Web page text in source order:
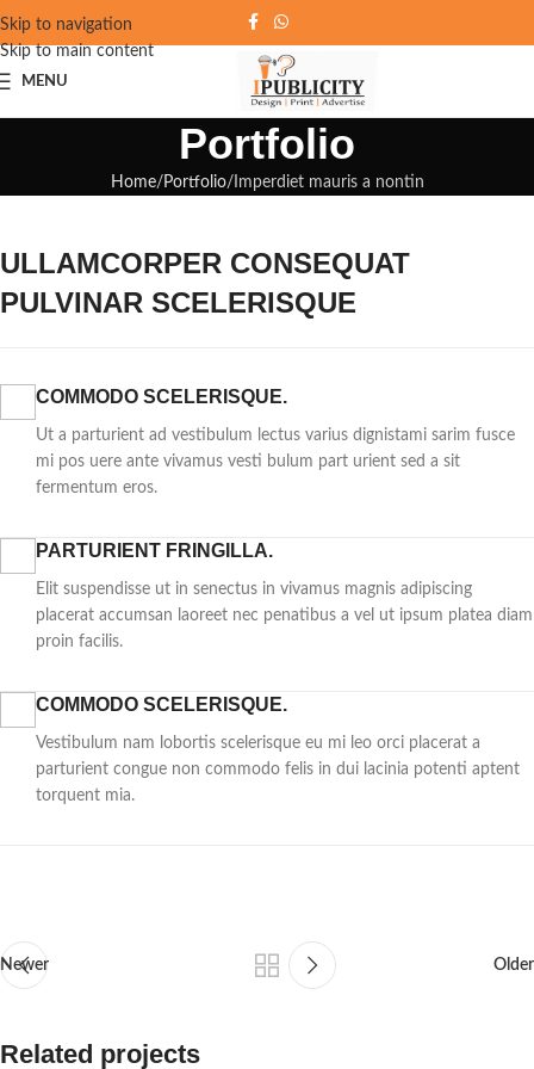
Skip to navigation
Skip to main content
MENU
Portfolio
Home Portfolio Imperdiet mauris a nontin
ULLAMCORPER CONSEQUAT
PULVINAR SCELERISQUE
COMMODO SCELERISQUE.
Ut a parturient ad vestibulum lectus varius dignistami sarim fusce
mi pos uere ante vivamus vesti bulum part urient sed a sit
fermentum eros.
PARTURIENT FRINGILLA.
Elit suspendisse ut in senectus in vivamus magnis adipiscing
placerat accumsan laoreet nec penatibus a vel ut ipsum platea diam
proin facilis.
COMMODO SCELERISQUE.
Vestibulum nam lobortis scelerisque eu mi leo orci placerat a
parturient congue non commodo felis in dui lacinia potenti aptent
torquent mia.
Newer Older
Related projects